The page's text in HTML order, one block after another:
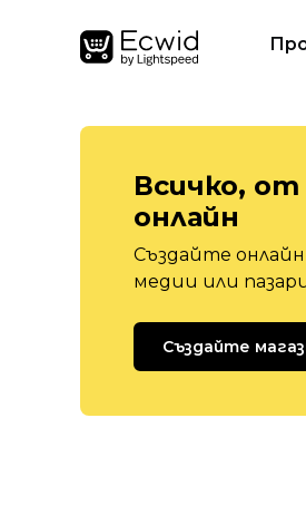
Всичко,
онлайн
Създайте
медии или
Създайте